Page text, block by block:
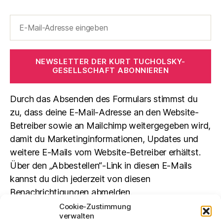
Cookie-Zustimmung
verwalten
NEWSLETTER DER KURT TUCHOLSKY-
GESELLSCHAFT ABONNIEREN
Durch das Absenden des Formulars stimmst du
zu, dass deine E-Mail-Adresse an den Website-
Betreiber sowie an Mailchimp weitergegeben wird,
damit du Marketinginformationen, Updates und
weitere E-Mails vom Website-Betreiber erhältst.
Über den „Abbestellen“-Link in diesen E-Mails
kannst du dich jederzeit von diesen
Benachrichtigungen abmelden.